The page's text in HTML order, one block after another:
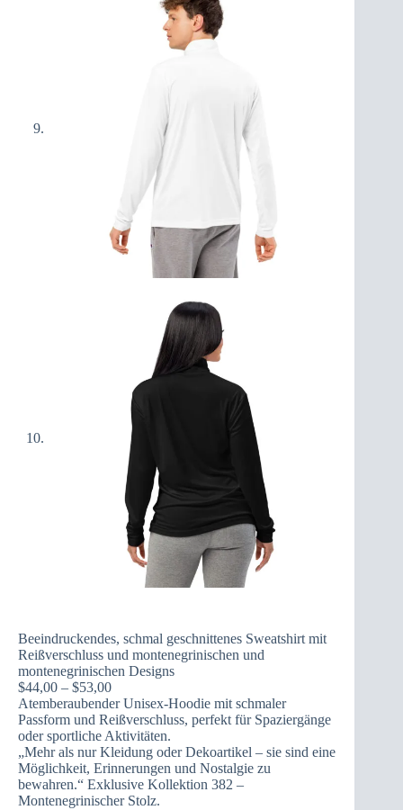
Beeindruckendes, schmal geschnittenes Sweatshirt mit
Reißverschluss und montenegrinischen und
montenegrinischen Designs
$44,00 – $53,00Preisspanne:
$44,00
bis
$53,00
Atemberaubender Unisex-Hoodie mit schmaler
Passform und Reißverschluss, perfekt für Spaziergänge
oder sportliche Aktivitäten.
„Mehr als nur Kleidung oder Dekoartikel – sie sind eine
Möglichkeit, Erinnerungen und Nostalgie zu
bewahren.“ Exklusive Kollektion 382 –
Montenegrinischer Stolz.